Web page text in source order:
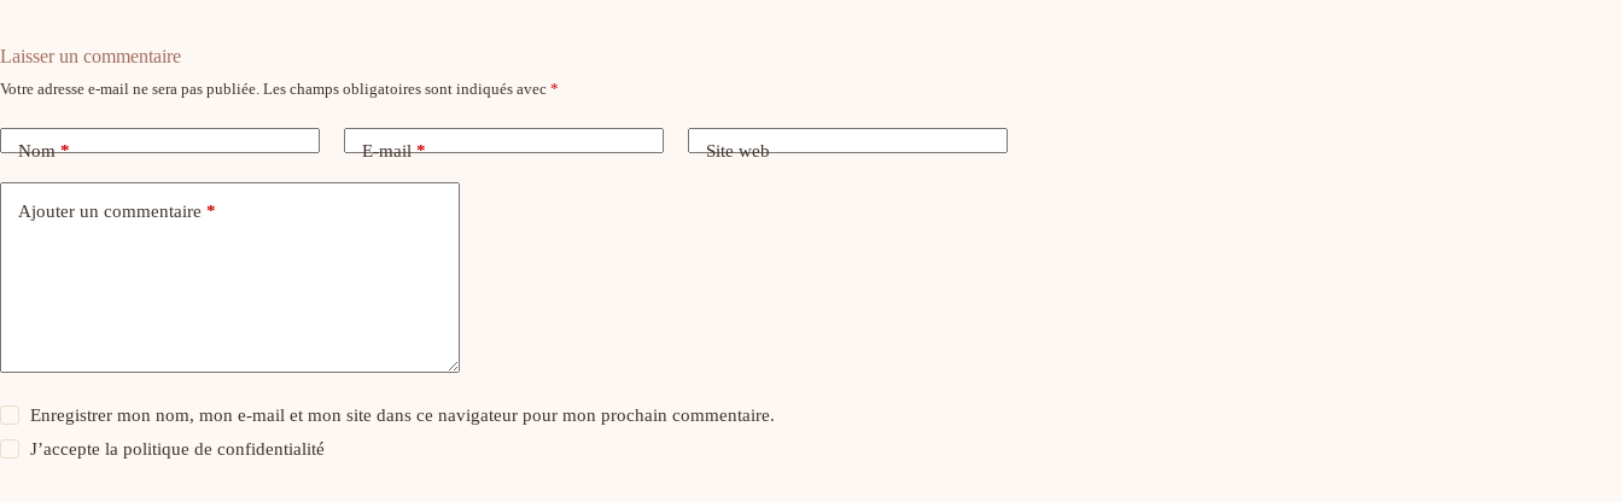
Laisser un commentaire
Votre adresse e-mail ne sera pas publiée. Les champs obligatoires sont indiqués avec *
Nom* E-mail* Site web
Ajouter un commentaire *
Enregistrer mon nom, mon e-mail et mon site dans ce navigateur pour mon prochain commentaire.
J’accepte lapolitique de confidentialité